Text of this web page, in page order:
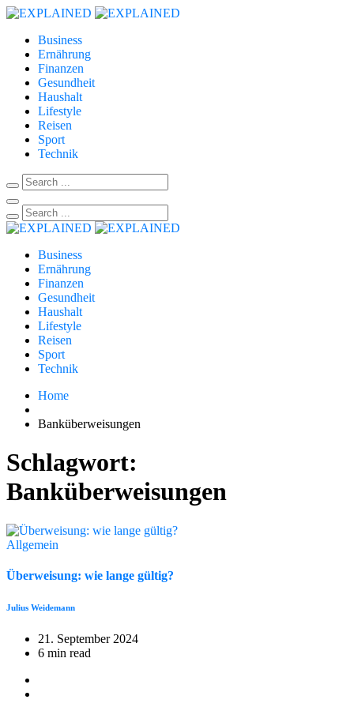
Business
Ernährung
Finanzen
Gesundheit
Haushalt
Lifestyle
Reisen
Sport
Technik
Business
Ernährung
Finanzen
Gesundheit
Haushalt
Lifestyle
Reisen
Sport
Technik
Home
Banküberweisungen
Schlagwort:
Banküberweisungen
Allgemein
Überweisung: wie lange gültig?
Julius Weidemann
21. September 2024
6 min read